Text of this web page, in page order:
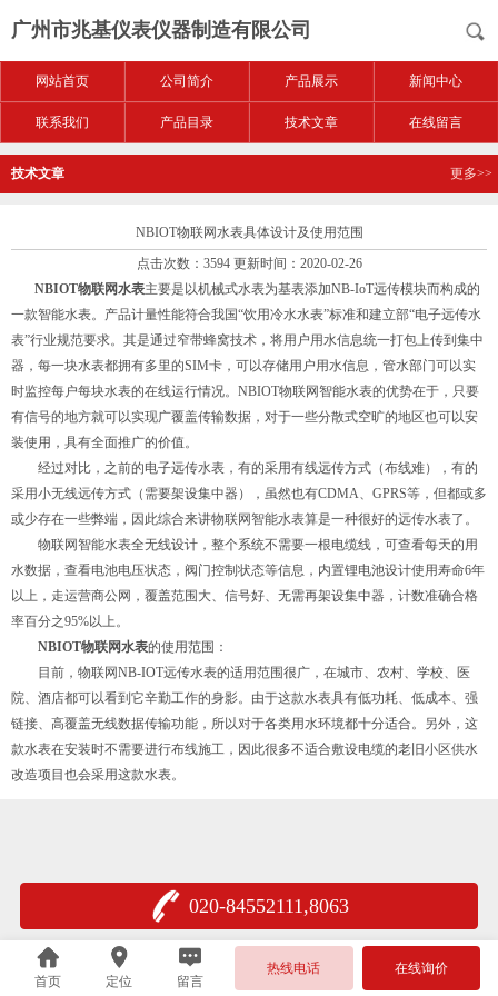
广州市兆基仪表仪器制造有限公司
网站首页 公司简介 产品展示 新闻中心
联系我们 产品目录 技术文章 在线留言
技术文章 更多>>
NBIOT物联网水表具体设计及使用范围
点击次数：3594 更新时间：2020-02-26
NBIOT物联网水表主要是以机械式水表为基表添加NB-IoT远传模块而构成的
一款智能水表。产品计量性能符合我国“饮用冷水水表”标准和建立部“电子远传水
表”行业规范要求。其是通过窄带蜂窝技术，将用户用水信息统一打包上传到集中
器，每一块水表都拥有多里的SIM卡，可以存储用户用水信息，管水部门可以实
时监控每户每块水表的在线运行情况。NBIOT物联网智能水表的优势在于，只要
有信号的地方就可以实现广覆盖传输数据，对于一些分散式空旷的地区也可以安
装使用，具有全面推广的价值。
经过对比，之前的电子远传水表，有的采用有线远传方式（布线难），有的
采用小无线远传方式（需要架设集中器），虽然也有CDMA、GPRS等，但都或多
或少存在一些弊端，因此综合来讲物联网智能水表算是一种很好的远传水表了。
物联网智能水表全无线设计，整个系统不需要一根电缆线，可查看每天的用
水数据，查看电池电压状态，阀门控制状态等信息，内置锂电池设计使用寿命6年
以上，走运营商公网，覆盖范围大、信号好、无需再架设集中器，计数准确合格
率百分之95%以上。
NBIOT物联网水表的使用范围：
目前，物联网NB-IOT远传水表的适用范围很广，在城市、农村、学校、医
院、酒店都可以看到它辛勤工作的身影。由于这款水表具有低功耗、低成本、强
链接、高覆盖无线数据传输功能，所以对于各类用水环境都十分适合。另外，这
款水表在安装时不需要进行布线施工，因此很多不适合敷设电缆的老旧小区供水
改造项目也会采用这款水表。
020-84552111,8063
首页 定位 留言
热线电话 在线询价